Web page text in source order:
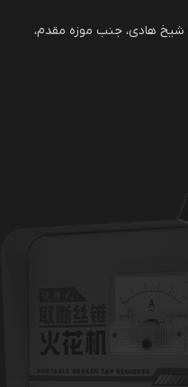
شیخ هادی، جنب موزه مقدم،